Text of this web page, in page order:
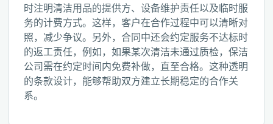
时注明清洁用品的提供方、设备维护责任以及临时服
务的计费方式。这样，客户在合作过程中可以清晰对
照，减少争议。另外，合同中还会约定服务不达标时
的返工责任，例如，如果某次清洁未通过质检，保洁
公司需在约定时间内免费补做，直至合格。这种透明
的条款设计，能够帮助双方建立长期稳定的合作关
系。